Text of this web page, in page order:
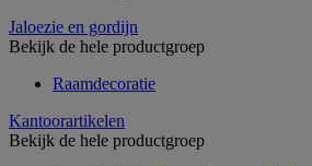
Jaloezie en gordijn
Bekijk de hele productgroep
Raamdecoratie
Kantoorartikelen
Bekijk de hele productgroep